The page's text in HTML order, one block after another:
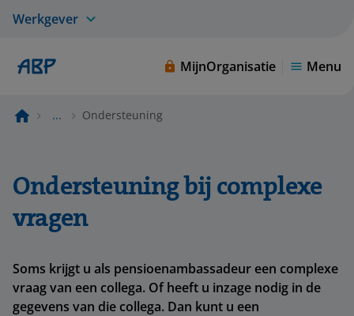
Werkgever
MijnOrganisatie Menu
... Ondersteuning
Ondersteuning bij complexe
vragen
Soms krijgt u als pensioenambassadeur een complexe
vraag van een collega. Of heeft u inzage nodig in de
gegevens van die collega. Dan kunt u een